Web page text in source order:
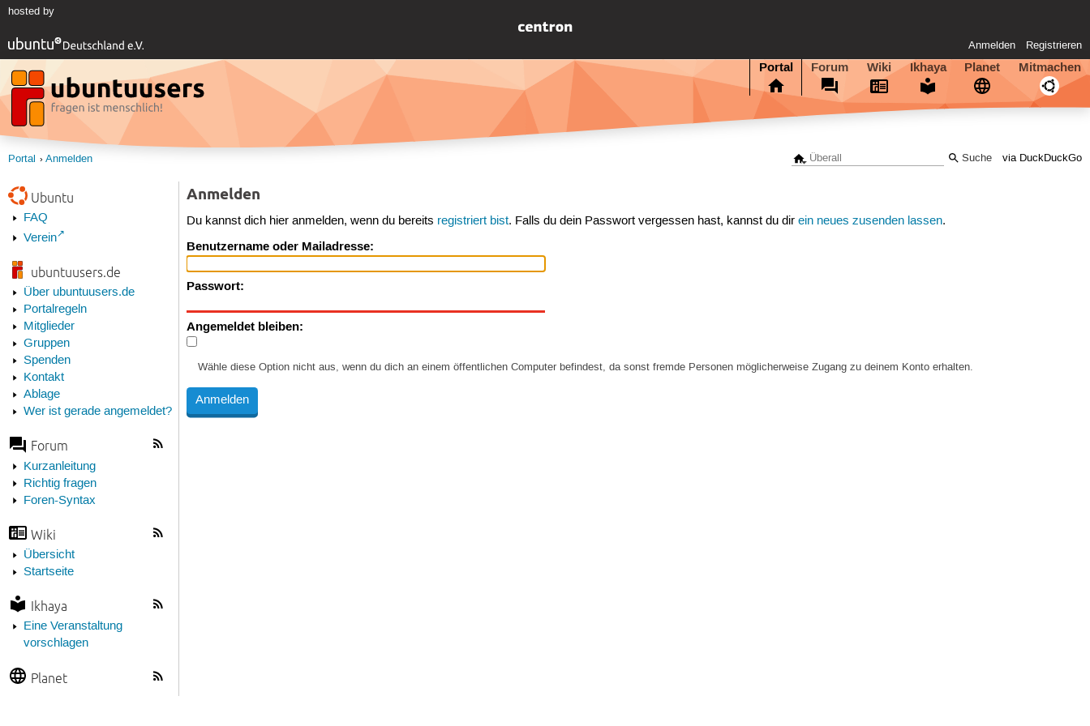
hosted by
Anmelden Registrieren
Portal Forum Wiki Ikhaya Planet Mitmachen
via DuckDuckGo
Portal Anmelden
Ubuntu
FAQ
Verein
ubuntuusers.de
Über ubuntuusers.de
Portalregeln
Mitglieder
Gruppen
Spenden
Kontakt
Ablage
Wer ist gerade angemeldet?
Forum
Kurzanleitung
Richtig fragen
Foren-Syntax
Wiki
Übersicht
Startseite
Ikhaya
Eine Veranstaltung
vorschlagen
Planet
Anmelden
Du kannst dich hier anmelden, wenn du bereits registriert bist. Falls du dein Passwort vergessen hast, kannst du direin neues zusenden lassen.
Benutzername oder Mailadresse:
Passwort:
Angemeldet bleiben:
Wähle diese Option nicht aus, wenn du dich an einem öffentlichen Computer befindest, da sonst fremde Personen möglicherweise Zugang zu deinem Konto erhalten.